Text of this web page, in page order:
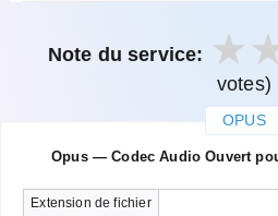
Note du service:
votes)
OPUS
Opus — Codec Audio Ouvert
Extension de fichier